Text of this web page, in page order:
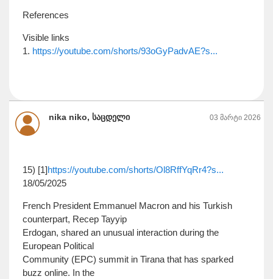
References
Visible links
1. https://youtube.com/shorts/93oGyPadvAE?s...
nika niko, საცდელი 03 მარტი 2026
15) [1]https://youtube.com/shorts/Ol8RffYqRr4?s...
18/05/2025
French President Emmanuel Macron and his Turkish
counterpart, Recep Tayyip
Erdogan, shared an unusual interaction during the
European Political
Community (EPC) summit in Tirana that has sparked
buzz online. In the